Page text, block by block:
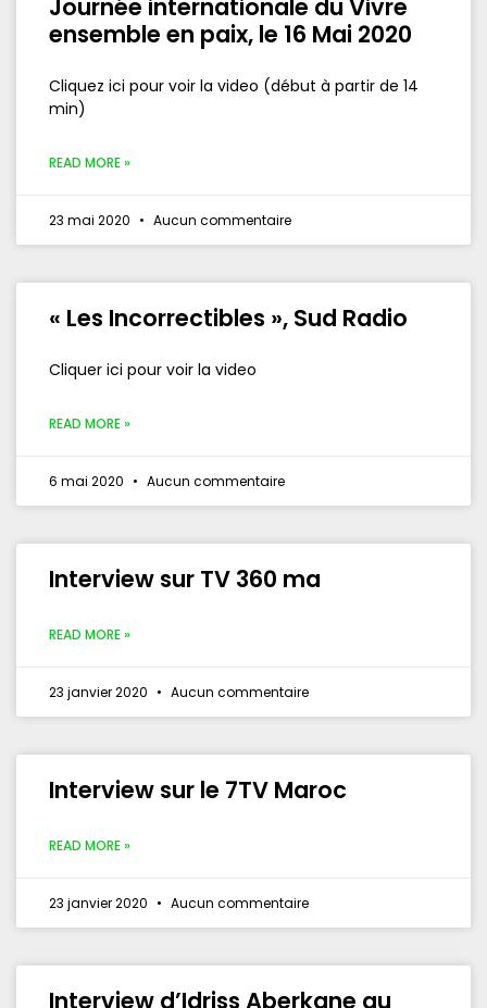
Journée internationale du Vivre
ensemble en paix, le 16 Mai 2020
Cliquez ici pour voir la video (début à partir de 14
min)
READ MORE »
23 mai 2020 Aucun commentaire
« Les Incorrectibles », Sud Radio
Cliquer ici pour voir la video
READ MORE »
6 mai 2020 Aucun commentaire
Interview sur TV 360 ma
READ MORE »
23 janvier 2020 Aucun commentaire
Interview sur le 7TV Maroc
READ MORE »
23 janvier 2020 Aucun commentaire
Interview d’Idriss Aberkane au